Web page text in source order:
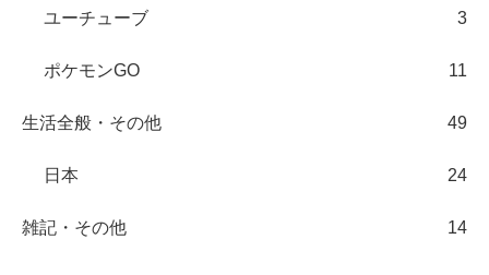
ユーチューブ 3
ポケモンGO 11
生活全般・その他 49
日本 24
雑記・その他 14